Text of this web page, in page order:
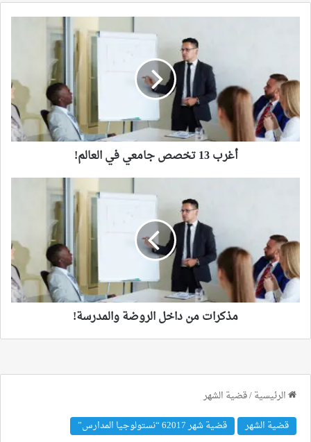
في
العالم!
أغرب 13 تخصص جامعي في العالم!
والمدرسة!
مذكرات من داخل الروضة والمدرسة!